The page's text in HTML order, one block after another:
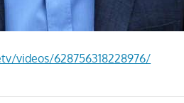
videos/628756318228976/